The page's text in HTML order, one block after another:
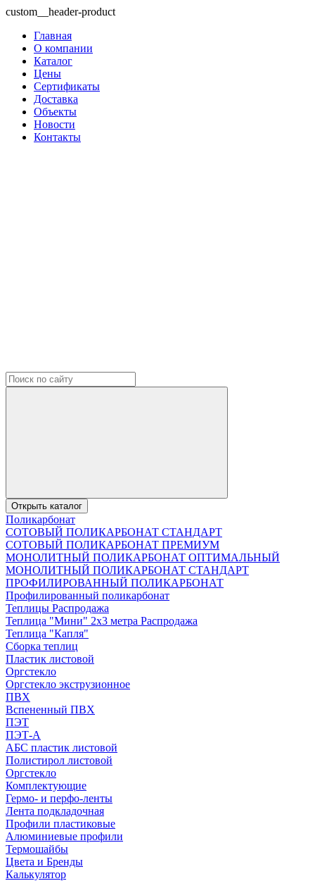
custom__header-product
Главная
О компании
Каталог
Цены
Сертификаты
Доставка
Объекты
Новости
Контакты
Открыть каталог
Поликарбонат
СОТОВЫЙ ПОЛИКАРБОНАТ СТАНДАРТ
СОТОВЫЙ ПОЛИКАРБОНАТ ПРЕМИУМ
МОНОЛИТНЫЙ ПОЛИКАРБОНАТ ОПТИМАЛЬНЫЙ
МОНОЛИТНЫЙ ПОЛИКАРБОНАТ СТАНДАРТ
ПРОФИЛИРОВАННЫЙ ПОЛИКАРБОНАТ
Профилированный поликарбонат
Теплицы Распродажа
Теплица "Мини" 2х3 метра Распродажа
Теплица "Капля"
Сборка теплиц
Пластик листовой
Оргстекло
Оргстекло экструзионное
ПВХ
Вспененный ПВХ
ПЭТ
ПЭТ-А
АБС пластик листовой
Полистирол листовой
Оргстекло
Комплектующие
Гермо- и перфо-ленты
Лента подкладочная
Профили пластиковые
Алюминиевые профили
Термошайбы
Цвета и Бренды
Калькулятор